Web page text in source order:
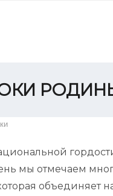
мы отмечаем
объединяет